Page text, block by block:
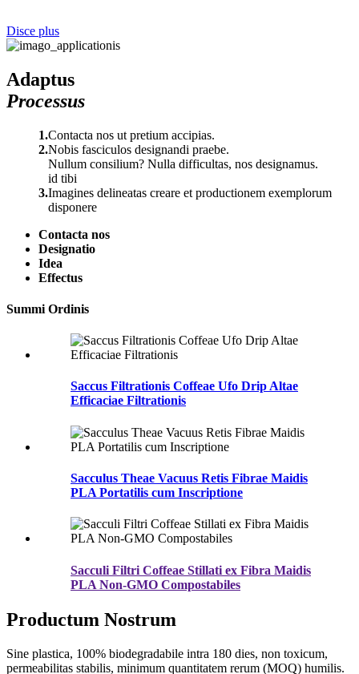
Disce plus
Adaptus
Processus
1.Contacta nos ut pretium accipias.
2.Nobis fasciculos designandi praebe.
Nullum consilium? Nulla difficultas, nos designamus.
id tibi
3.Imagines delineatas creare et productionem exemplorum
disponere
Contacta nos
Designatio
Idea
Effectus
Summi Ordinis
Saccus Filtrationis Coffeae Ufo Drip Altae
Efficaciae Filtrationis
Sacculus Theae Vacuus Retis Fibrae Maidis
PLA Portatilis cum Inscriptione
Sacculi Filtri Coffeae Stillati ex Fibra Maidis
PLA Non-GMO Compostabiles
Productum Nostrum
Sine plastica, 100% biodegradabile intra 180 dies, non toxicum,
permeabilitas stabilis, minimum quantitatem rerum (MOQ) humilis.